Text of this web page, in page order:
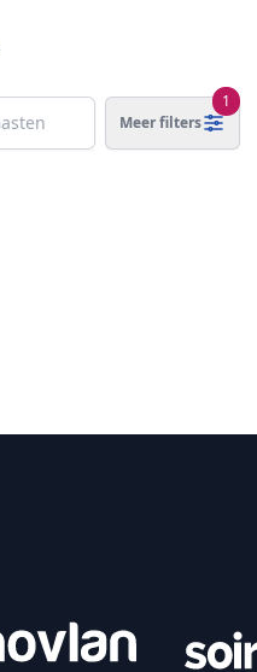
Meer filters
1